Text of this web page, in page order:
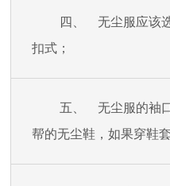
四、 无尘服应该
扣式；
五、 无尘服的袖
帮的无尘鞋，如果穿